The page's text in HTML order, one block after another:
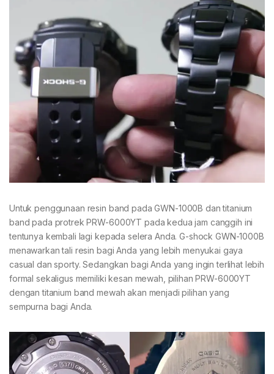
Untuk penggunaan resin band pada GWN-1000B dan titanium
band pada protrek PRW-6000YT pada kedua jam canggih ini
tentunya kembali lagi kepada selera Anda. G-shock GWN-1000B
menawarkan tali resin bagi Anda yang lebih menyukai gaya
casual dan sporty. Sedangkan bagi Anda yang ingin terlihat lebih
formal sekaligus memiliki kesan mewah, pilihan PRW-6000YT
dengan titanium band mewah akan menjadi pilihan yang
sempurna bagi Anda.